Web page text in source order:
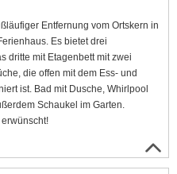
Entfernung vom Ortskern in
Es bietet drei
dritte mit Etagenbett mit zwei
die offen mit dem Ess- und
ist. Bad mit Dusche, Whirlpool
Schaukel im Garten.